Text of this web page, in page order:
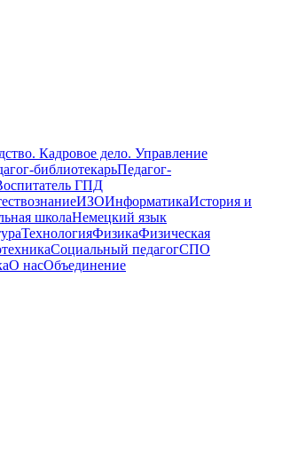
Кадровое дело. Управление
библиотекарьПедагог-
ГПД
ИЗОИнформатикаИстория и
школаНемецкий язык
ТехнологияФизикаФизическая
Социальный педагогСПО
О насОбъединение